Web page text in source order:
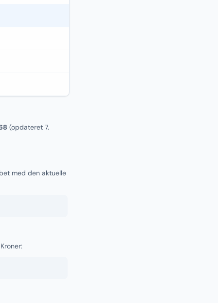
(opdateret 7.
med den aktuelle